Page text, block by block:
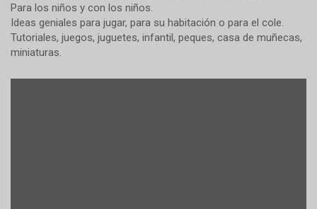
Para los niños y con los niños.
Ideas geniales para jugar, para su habitación o para el cole.
Tutoriales, juegos, juguetes, infantil, peques, casa de muñecas,
miniaturas.